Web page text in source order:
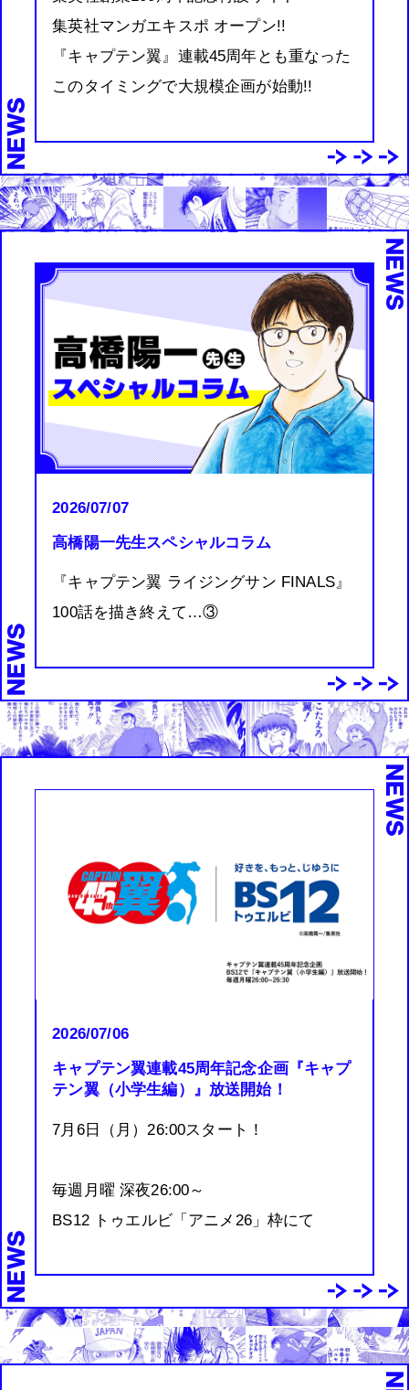
NEWS
集英社マンガエキスポ オープン!!
『キャプテン翼』連載45周年とも重なった
このタイミングで大規模企画が始動!!
NEWS
NEWS
2026/07/07
高橋陽一先生スペシャルコラム
『キャプテン翼 ライジングサン FINALS』
100話を描き終えて…③
NEWS
NEWS
2026/07/06
キャプテン翼連載45周年記念企画『キャプ
テン翼（小学生編）』放送開始！
7月6日（月）26:00スタート！
毎週月曜 深夜26:00～
BS12 トゥエルビ「アニメ26」枠にて